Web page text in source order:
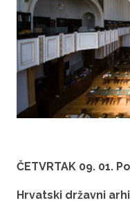
ČETVRTAK 09. 01.
Hrvatski državni